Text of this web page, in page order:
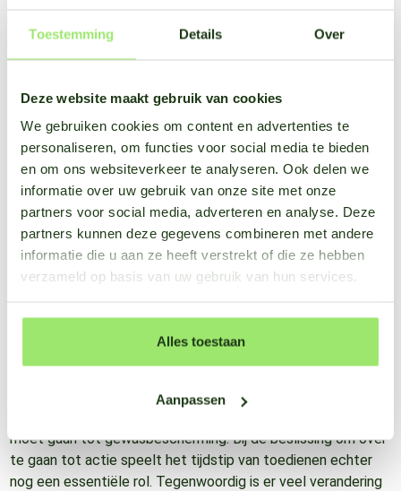
Toestemming Details Over
Deze website maakt gebruik van cookies
We gebruiken cookies om content en advertenties te
personaliseren, om functies voor social media te bieden
en om ons websiteverkeer te analyseren. Ook delen we
informatie over uw gebruik van onze site met onze
partners voor social media, adverteren en analyse. Deze
partners kunnen deze gegevens combineren met andere
informatie die u aan ze heeft verstrekt of die ze hebben
verzameld op basis van uw gebruik van hun services.
Alles toestaan
Aanpassen
gedurende 2 opeenvolgende dagen een hoog risico
detecteert en tekenen van infectie zichtbaar zijn, wordt het
als de huidige bescherming afneemt. Als u twee
opeenvolgende dagen met een extreem hoog risico
waarneemt en infectie al zichtbaar is, is directe actie
noodzakelijk. Het is dan ten zeerste aanbevolen om vandaag
nog een preventief of curatief fungicide toe te dienen
(indien mogelijk) om verdere verspreiding te voorkomen,
vooral als de huidige bescherming afneemt.
Vind ons schema voor ziektedruk per aardappel ziektes en
Efficiënt spuiten
Door de ziektedruk tool kunt u een uitgebreid beeld krijgen
moet gaan tot gewasbescherming. Bij de beslissing om over
te gaan tot actie speelt het tijdstip van toedienen echter
nog een essentiële rol. Tegenwoordig is er veel verandering